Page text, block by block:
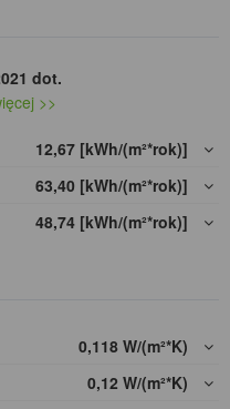
dot.
>>
12,67 [kWh/(m²*rok)]
63,40 [kWh/(m²*rok)]
48,74 [kWh/(m²*rok)]
0,118 W/(m²*K)
0,12 W/(m²*K)